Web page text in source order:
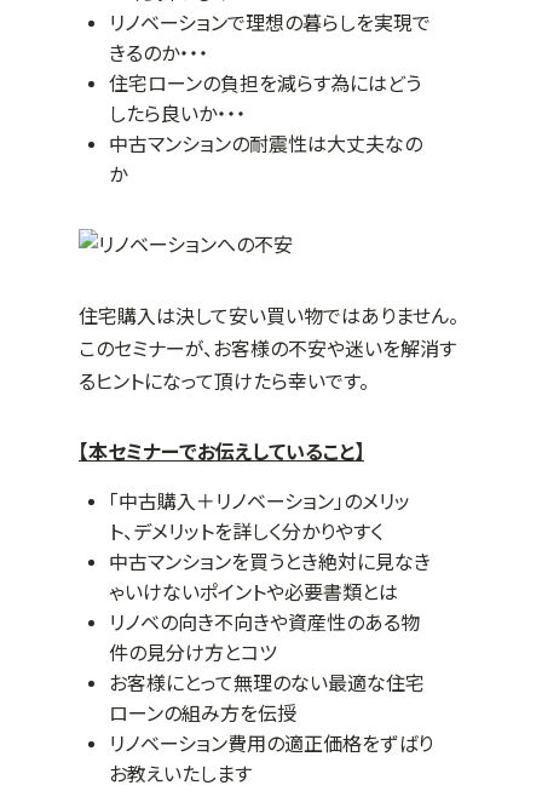
リノベーションで理想の暮らしを実現で
きるのか・・・
住宅ローンの負担を減らす為にはどう
したら良いか・・・
中古マンションの耐震性は大丈夫なの
か
住宅購入は決して安い買い物ではありません。
このセミナーが、お客様の不安や迷いを解消す
るヒントになって頂けたら幸いです。
【本セミナーでお伝えしていること】
「中古購入＋リノベーション」のメリッ
ト、デメリットを詳しく分かりやすく
中古マンションを買うとき絶対に見なき
ゃいけないポイントや必要書類とは
リノベの向き不向きや資産性のある物
件の見分け方とコツ
お客様にとって無理のない最適な住宅
ローンの組み方を伝授
リノベーション費用の適正価格をずばり
お教えいたします